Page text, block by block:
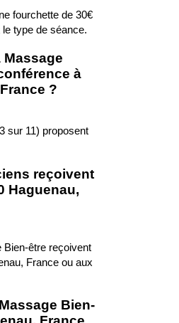
fourchette de 30€
type de séance.
Massage
à
?
sur 11) proposent
reçoivent
Haguenau,
Bien-être reçoivent
France ou aux
Bien-